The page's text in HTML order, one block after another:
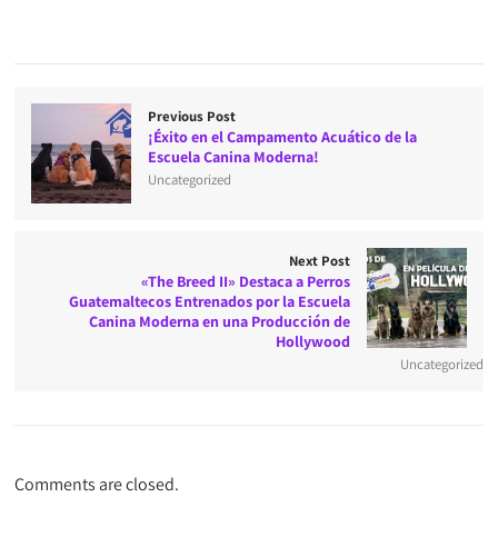
Previous Post
¡Éxito en el Campamento Acuático de la
Escuela Canina Moderna!
Uncategorized
Next Post
«The Breed II» Destaca a Perros
Guatemaltecos Entrenados por la Escuela
Canina Moderna en una Producción de
Hollywood
Uncategorized
Comments are closed.